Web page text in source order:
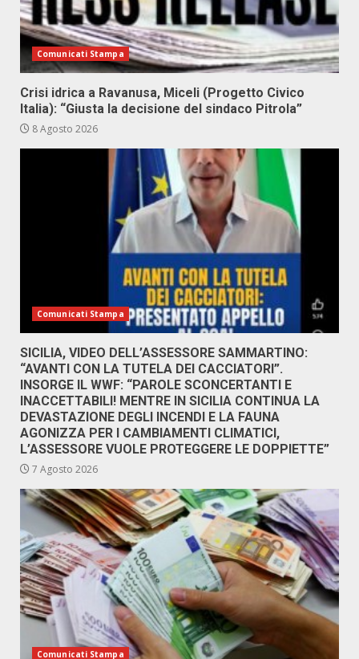
Comunicati Stampa
Crisi idrica a Ravanusa, Miceli (Progetto Civico
Italia): “Giusta la decisione del sindaco Pitrola”
8 Agosto 2026
Comunicati Stampa
SICILIA, VIDEO DELL’ASSESSORE SAMMARTINO:
“AVANTI CON LA TUTELA DEI CACCIATORI”.
INSORGE IL WWF: “PAROLE SCONCERTANTI E
INACCETTABILI! MENTRE IN SICILIA CONTINUA LA
DEVASTAZIONE DEGLI INCENDI E LA FAUNA
AGONIZZA PER I CAMBIAMENTI CLIMATICI,
L’ASSESSORE VUOLE PROTEGGERE LE DOPPIETTE”
7 Agosto 2026
Comunicati Stampa